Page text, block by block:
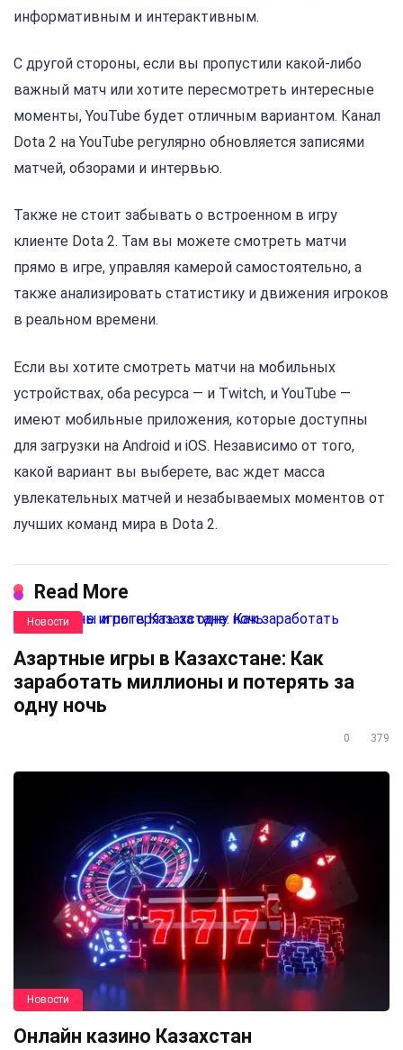
информативным и интерактивным.
С другой стороны, если вы пропустили какой-либо
важный матч или хотите пересмотреть интересные
моменты, YouTube будет отличным вариантом. Канал
Dota 2 на YouTube регулярно обновляется записями
матчей, обзорами и интервью.
Также не стоит забывать о встроенном в игру
клиенте Dota 2. Там вы можете смотреть матчи
прямо в игре, управляя камерой самостоятельно, а
также анализировать статистику и движения игроков
в реальном времени.
Если вы хотите смотреть матчи на мобильных
устройствах, оба ресурса — и Twitch, и YouTube —
имеют мобильные приложения, которые доступны
для загрузки на Android и iOS. Независимо от того,
какой вариант вы выберете, вас ждет масса
увлекательных матчей и незабываемых моментов от
лучших команд мира в Dota 2.
Read More
Новости
Азартные игры в Казахстане: Как
заработать миллионы и потерять за
одну ночь
0 379
Новости
Онлайн казино Казахстан